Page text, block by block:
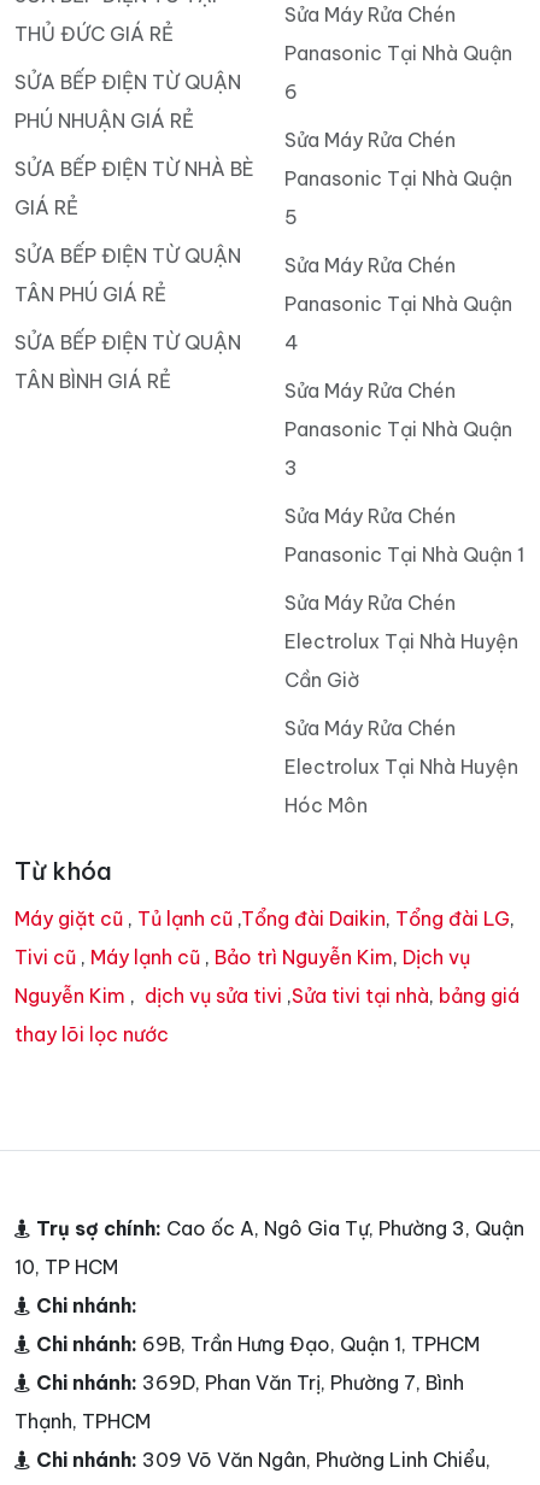
THỦ ĐỨC GIÁ RẺ
SỬA BẾP ĐIỆN TỪ QUẬN
PHÚ NHUẬN GIÁ RẺ
SỬA BẾP ĐIỆN TỪ NHÀ BÈ
GIÁ RẺ
SỬA BẾP ĐIỆN TỪ QUẬN
TÂN PHÚ GIÁ RẺ
SỬA BẾP ĐIỆN TỪ QUẬN
TÂN BÌNH GIÁ RẺ
Sửa Máy Rửa Chén
Panasonic Tại Nhà Quận
6
Sửa Máy Rửa Chén
Panasonic Tại Nhà Quận
5
Sửa Máy Rửa Chén
Panasonic Tại Nhà Quận
4
Sửa Máy Rửa Chén
Panasonic Tại Nhà Quận
3
Sửa Máy Rửa Chén
Panasonic Tại Nhà Quận 1
Sửa Máy Rửa Chén
Electrolux Tại Nhà Huyện
Cần Giờ
Sửa Máy Rửa Chén
Electrolux Tại Nhà Huyện
Hóc Môn
Từ khóa
Máy giặt cũ , Tủ lạnh cũ ,Tổng đài Daikin, Tổng đài LG,
Tivi cũ , Máy lạnh cũ , Bảo trì Nguyễn Kim, Dịch vụ
Nguyễn Kim , dịch vụ sửa tivi ,Sửa tivi tại nhà, bảng giá
thay lõi lọc nước
Trụ sợ chính: Cao ốc A, Ngô Gia Tự, Phường 3, Quận
10, TP HCM
Chi nhánh:
Chi nhánh: 69B, Trần Hưng Đạo, Quận 1, TPHCM
Chi nhánh: 369D, Phan Văn Trị, Phường 7, Bình
Thạnh, TPHCM
Chi nhánh: 309 Võ Văn Ngân, Phường Linh Chiểu,